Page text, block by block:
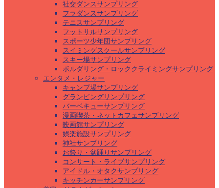
社交ダンスサンプリング
フラダンスサンプリング
テニスサンプリング
フットサルサンプリング
スポーツ少年団サンプリング
スイミングスクールサンプリング
スキー場サンプリング
ボルダリング・ロッククライミングサンプリング
エンタメ・レジャー
キャンプ場サンプリング
グランピングサンプリング
バーベキューサンプリング
漫画喫茶・ネットカフェサンプリング
映画館サンプリング
娯楽施設サンプリング
神社サンプリング
お祭り・盆踊りサンプリング
コンサート・ライブサンプリング
アイドル・オタクサンプリング
キッチンカーサンプリング